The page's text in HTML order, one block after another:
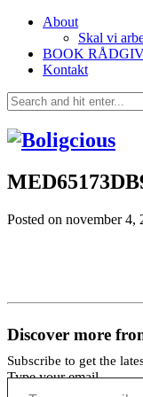
About
Skal vi
BOOK
Kontakt
Posted on november 4,
Discover more
Subscribe to get the
Type your email…